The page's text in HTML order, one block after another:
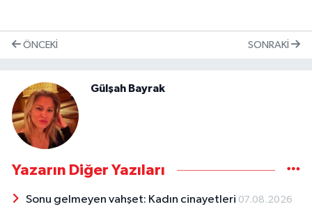
ÖNCEKI SONRAKI
Gülşah Bayrak
Yazarın Diğer Yazıları
Sonu gelmeyen vahşet: Kadın cinayetleri 07.08.2026